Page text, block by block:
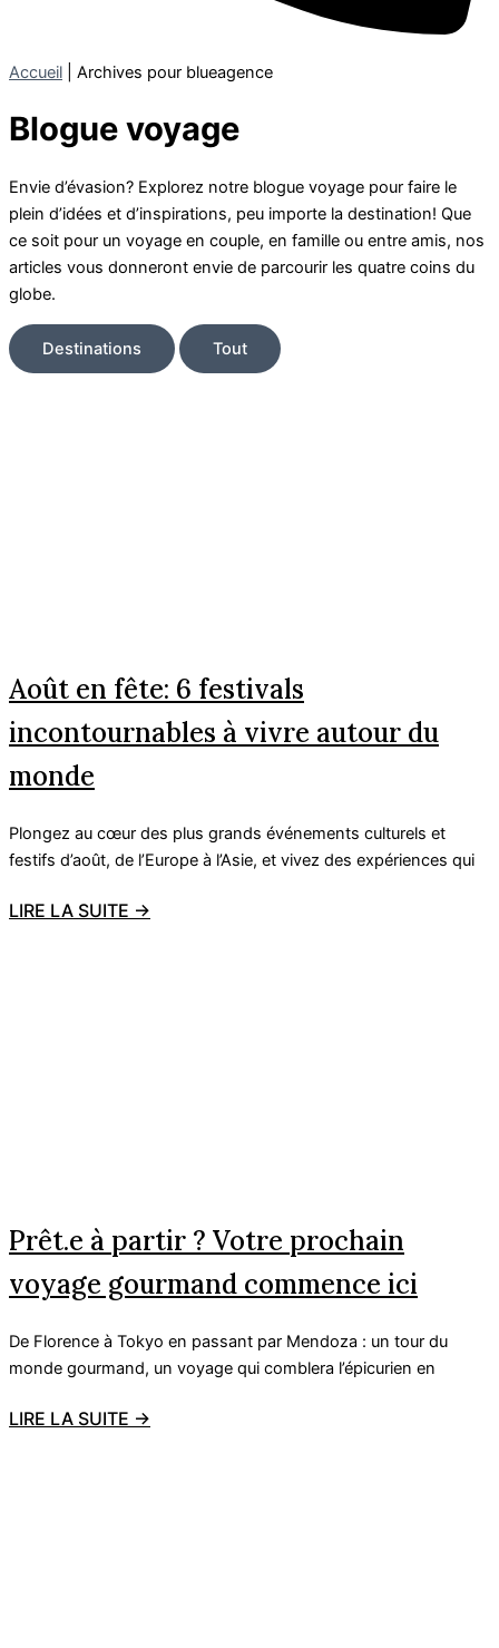
Accueil Archives pour blueagence
Blogue voyage
Envie d’évasion? Explorez notre blogue voyage pour faire le
plein d’idées et d’inspirations, peu importe la destination! Que
ce soit pour un voyage en couple, en famille ou entre amis, nos
articles vous donneront envie de parcourir les quatre coins du
globe.
Destinations Tout
Août en fête: 6 festivals
incontournables à vivre autour du
monde
Plongez au cœur des plus grands événements culturels et
festifs d’août, de l’Europe à l’Asie, et vivez des expériences qui
LIRE LA SUITE →
Prêt.e à partir ? Votre prochain
voyage gourmand commence ici
De Florence à Tokyo en passant par Mendoza : un tour du
monde gourmand, un voyage qui comblera l’épicurien en
LIRE LA SUITE →